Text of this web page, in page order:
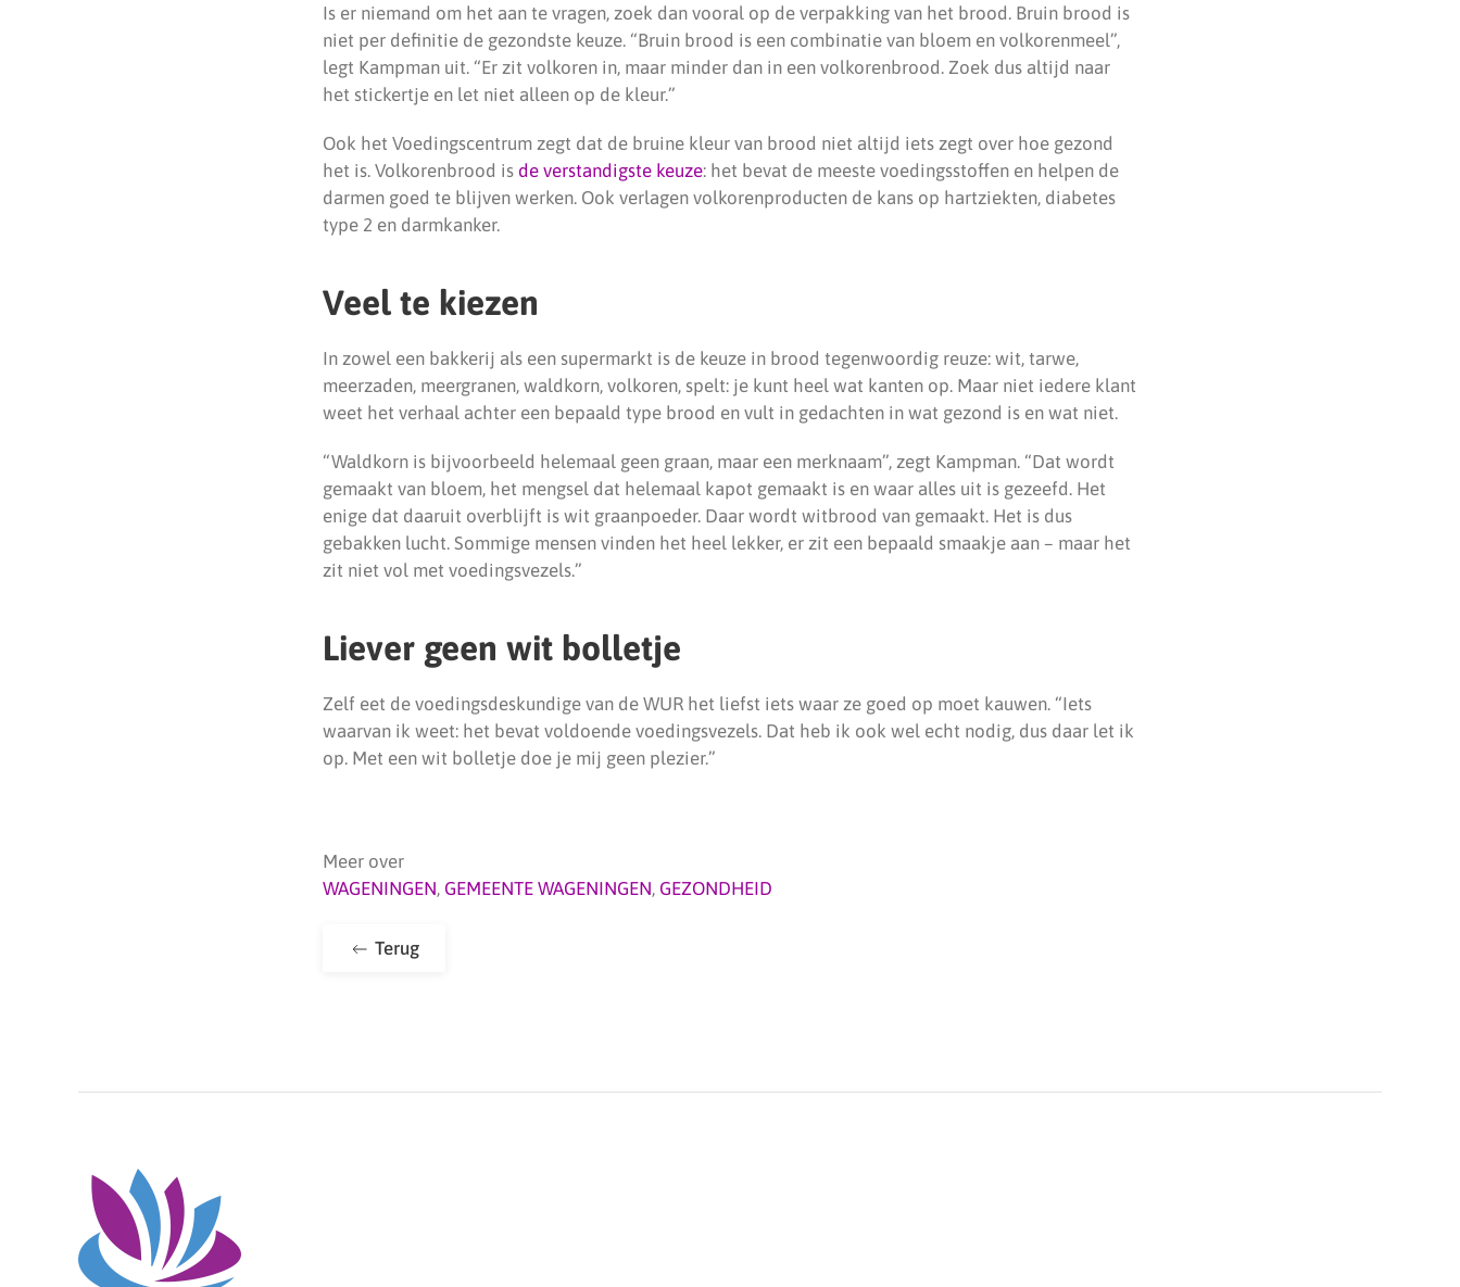
Is er niemand om het aan te vragen, zoek dan vooral op de verpakking van het brood. Bruin brood is
niet per definitie de gezondste keuze. “Bruin brood is een combinatie van bloem en volkorenmeel”,
legt Kampman uit. “Er zit volkoren in, maar minder dan in een volkorenbrood. Zoek dus altijd naar
het stickertje en let niet alleen op de kleur.”
Ook het Voedingscentrum zegt dat de bruine kleur van brood niet altijd iets zegt over hoe gezond
het is. Volkorenbrood is de verstandigste keuze: het bevat de meeste voedingsstoffen en helpen de
darmen goed te blijven werken. Ook verlagen volkorenproducten de kans op hartziekten, diabetes
type 2 en darmkanker.
Veel te kiezen
In zowel een bakkerij als een supermarkt is de keuze in brood tegenwoordig reuze: wit, tarwe,
meerzaden, meergranen, waldkorn, volkoren, spelt: je kunt heel wat kanten op. Maar niet iedere klant
weet het verhaal achter een bepaald type brood en vult in gedachten in wat gezond is en wat niet.
“Waldkorn is bijvoorbeeld helemaal geen graan, maar een merknaam”, zegt Kampman. “Dat wordt
gemaakt van bloem, het mengsel dat helemaal kapot gemaakt is en waar alles uit is gezeefd. Het
enige dat daaruit overblijft is wit graanpoeder. Daar wordt witbrood van gemaakt. Het is dus
gebakken lucht. Sommige mensen vinden het heel lekker, er zit een bepaald smaakje aan – maar het
zit niet vol met voedingsvezels.”
Liever geen wit bolletje
Zelf eet de voedingsdeskundige van de WUR het liefst iets waar ze goed op moet kauwen. “Iets
waarvan ik weet: het bevat voldoende voedingsvezels. Dat heb ik ook wel echt nodig, dus daar let ik
op. Met een wit bolletje doe je mij geen plezier.”
Meer over
WAGENINGEN, GEMEENTE WAGENINGEN, GEZONDHEID
Terug